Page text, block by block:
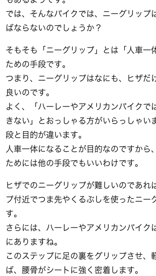
では、そんなバイクでは、ニーグリップ
ばならないのでしょうか？
そもそも「ニーグリップ」とは「人車一
ための手段です。
つまり、ニーグリップはなにも、ヒザだ
良いのです。
よく、「ハーレーやアメリカンバイクで
きない」とおっしゃる方がいらっしゃい
段と目的が違います。
人車一体になることが目的なのですから
ためには他の手段でもいいわけです。
ヒザでのニーグリップが難しいのであれ
プ付近でつま先やくるぶしを使ったニー
す。
さらには、ハーレーやアメリカンバイク
にありますね。
このステップに足の裏をグリップさせ、
ば、腰骨がシートに強く密着します。